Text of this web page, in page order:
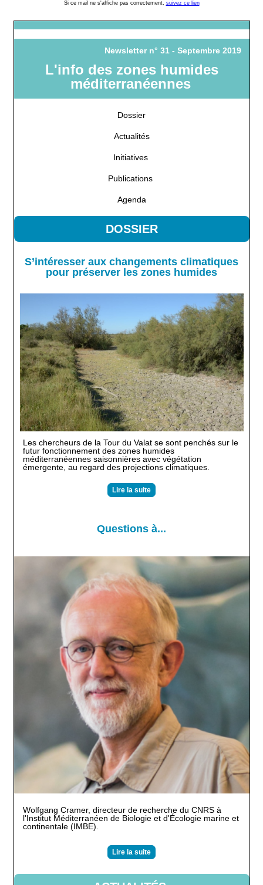
Si ce mail ne s'affiche pas correctement, suivez ce lien
Newsletter n° 31 - Septembre 2019
L'info des zones humides
méditerranéennes
Dossier
Actualités
Initiatives
Publications
Agenda
DOSSIER
S’intéresser aux changements climatiques
pour préserver les zones humides
Les chercheurs de la Tour du Valat se sont penchés sur le
futur fonctionnement des zones humides
méditerranéennes saisonnières avec végétation
émergente, au regard des projections climatiques.
Lire la suite
Questions à...
Wolfgang Cramer, directeur de recherche du CNRS à
l'Institut Méditerranéen de Biologie et d'Écologie marine et
continentale (IMBE).
Lire la suite